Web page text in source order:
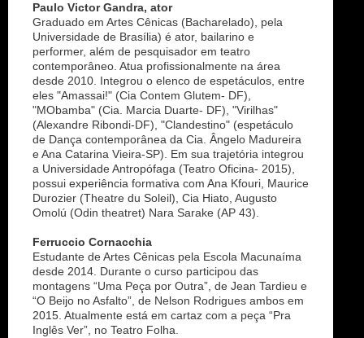
Paulo Victor Gandra, ator
Graduado em Artes Cênicas (Bacharelado), pela
Universidade de Brasília) é ator, bailarino e
performer, além de pesquisador em teatro
contemporâneo. Atua profissionalmente na área
desde 2010. Integrou o elenco de espetáculos, entre
eles "Amassai!" (Cia Contem Glutem- DF),
"MObamba" (Cia. Marcia Duarte- DF), "Virilhas"
(Alexandre Ribondi-DF), "Clandestino" (espetáculo
de Dança contemporânea da Cia. Ângelo Madureira
e Ana Catarina Vieira-SP). Em sua trajetória integrou
a Universidade Antropófaga (Teatro Oficina- 2015),
possui experiência formativa com Ana Kfouri, Maurice
Durozier (Theatre du Soleil), Cia Hiato, Augusto
Omolú (Odin theatret) Nara Sarake (AP 43).
Ferruccio Cornacchia
Estudante de Artes Cênicas pela Escola Macunaíma
desde 2014. Durante o curso participou das
montagens “Uma Peça por Outra”, de Jean Tardieu e
“O Beijo no Asfalto”, de Nelson Rodrigues ambos em
2015. Atualmente está em cartaz com a peça “Pra
Inglês Ver”, no Teatro Folha.